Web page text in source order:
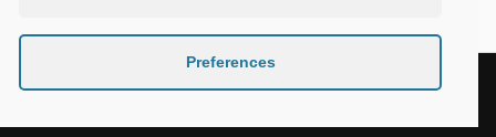
&
Preferences